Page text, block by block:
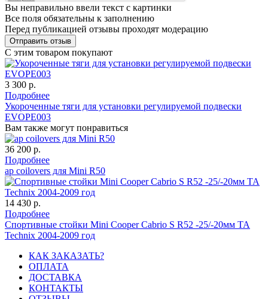
Вы неправильно ввели текст с картинки
Все поля обязательны к заполнению
Перед публикацией отзывы проходят модерацию
С этим товаром покупают
3 300 р.
Подробнее
Укороченные тяги для установки регулируемой подвески
EVOPE003
Вам также могут понравиться
36 200 р.
Подробнее
ap coilovers для Mini R50
14 430 р.
Подробнее
Спортивные стойки Mini Cooper Cabrio S R52 -25/-20мм TA
Technix 2004-2009 год
КАК ЗАКАЗАТЬ?
ОПЛАТА
ДОСТАВКА
КОНТАКТЫ